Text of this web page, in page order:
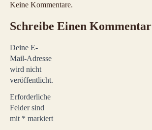
Keine Kommentare.
Schreibe Einen Kommentar
Deine E-
Mail-Adresse
wird nicht
veröffentlicht.
Erforderliche
Felder sind
mit * markiert